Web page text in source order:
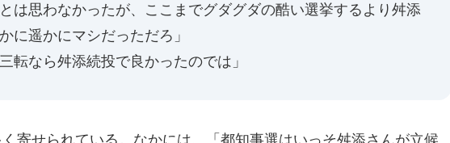
とは思わなかったが、ここまでグダグダの酷い選挙するより舛添
に遥かにマシだっただろ」
転なら舛添続投で良かったのでは」
寄せられている。なかには、「都知事選はいっそ舛添さんが立候